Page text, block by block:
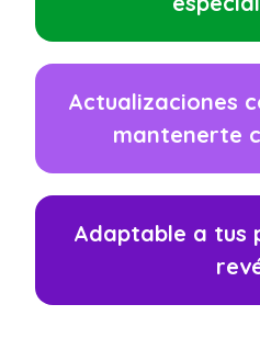
Actualizaciones
mantenerte
Adaptable a tus